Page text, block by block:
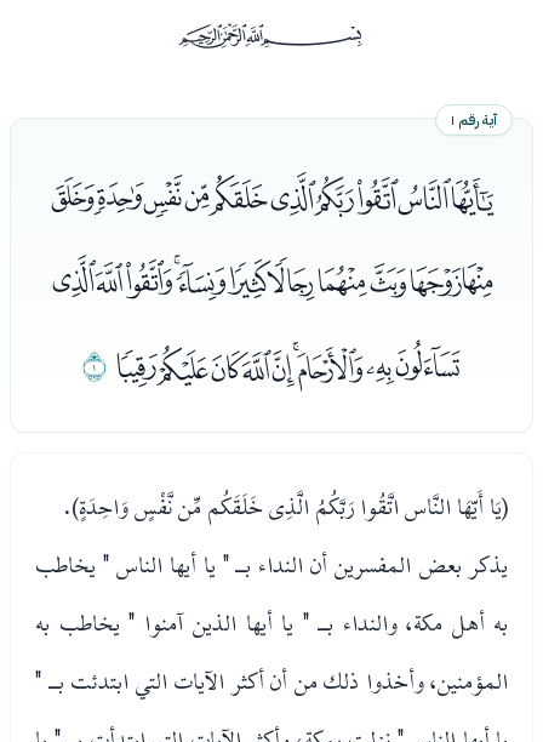
ﰡ
آية رقم ١
ﭑﭒﭓﭔﭕﭖﭗﭘﭙﭚ
ﭛﭜﭝﭞﭟﭠﭡﭢﭣﭤﭥ
ﭦﭧﭨﭩﭪﭫﭬﭭﭮﭯ
(يَا أَيّهَا النَّاس اتَّقُوا رَبَّكُمُ الَّذِى خَلَقَكُم مِّن نَّفْسٍ وَاحِدَةٍ).
يذكر بعض المفسرين أن النداء بـ " يا أيها الناس " يخاطب
به أهل مكة، والنداء بـ " يا أيها الذين آمنوا " يخاطب به
المؤمنين، وأخذوا ذلك من أن أكثر الآيات التي ابتدئت بـ "